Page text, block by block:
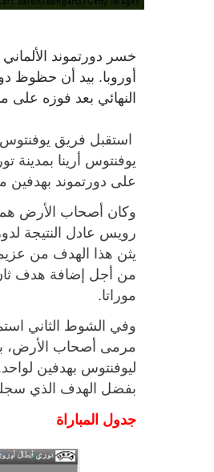
خسر دورتموند
أوروبا. بيد أن حظوظ
النهائي بعد فوزه
استقبل فريق
يوفنتوس أرينا بمدينة
على دورتموند
رويس عادل النتيجة
يثن هذا الهدف من
موراتا.
وفي الشوط الثاني
مرمى أصحاب الأرض،
ليوفنتوس بهدفين
بفضل الهدف الذي سجله
جدول المباراة